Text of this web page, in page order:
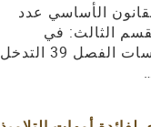
الأساسي عدد
2017 القسم الثالث: في
الخدمات والمؤسسات الفصل 39 التدخل